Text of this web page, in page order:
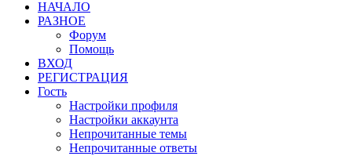
НАЧАЛО
РАЗНОЕ
Форум
Помощь
ВХОД
РЕГИСТРАЦИЯ
Гость
Настройки профиля
Настройки аккаунта
Непрочитанные темы
Непрочитанные ответы